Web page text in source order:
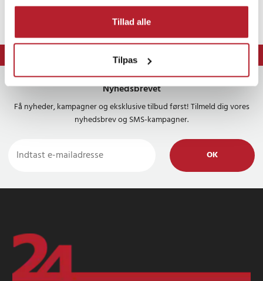
Tillad alle
Tilpas
⭐ 365 dages fortrydelsesret
Nyhedsbrevet
Få nyheder, kampagner og eksklusive tilbud først! Tilmeld dig vores
nyhedsbrev og SMS-kampagner.
OK